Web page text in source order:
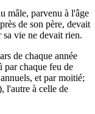
mâle, parvenu à l'âge
de son père, devait
sa vie ne devait rien.
de chaque année
par chaque feu de
et par moitié;
l'autre à celle de